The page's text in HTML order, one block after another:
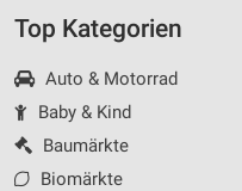
Top Kategorien
Auto & Motorrad
Baby & Kind
Baumärkte
Biomärkte